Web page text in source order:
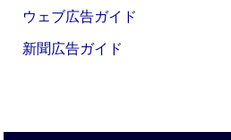
ウェブ広告ガイド
新聞広告ガイド